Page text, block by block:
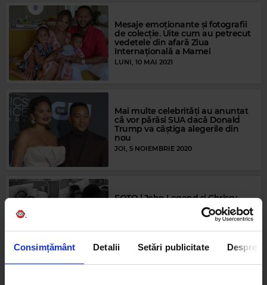
Consimțământ Detalii Setări publicitate Despre
Mesaje emoționante și fotografii
de colecție. Uite cum au petrecut
vedetele din afară Ziua
Internațională a Mamei
LUNI, 10 MAI 2021
Mai multe celebrități au anunțat
că vor părăsi SUA dacă Donald
Trump va câștiga alegerile din
nou
JOI, 5 NOIEMBRIE 2020
FOTO | John Legend și Chrissy
Teigen, sfâșiați de durere. Soția
artistului a pierdut cea de-a treia